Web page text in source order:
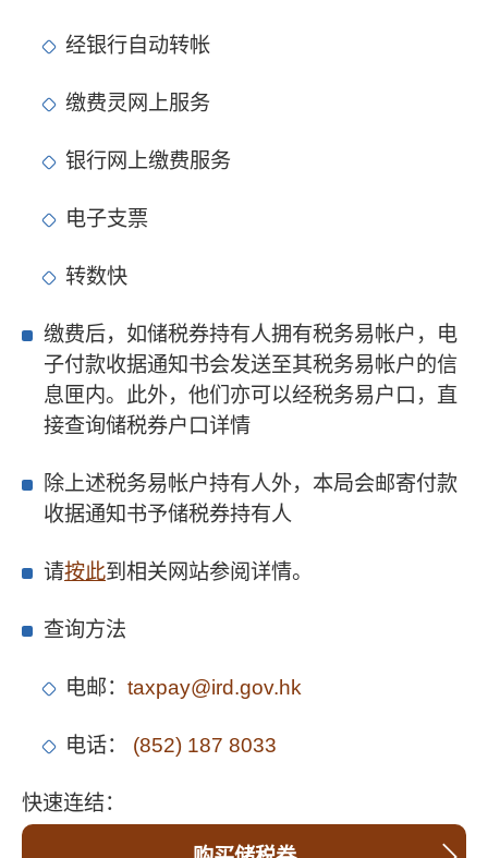
经银行自动转帐
缴费灵网上服务
银行网上缴费服务
电子支票
转数快
缴费后，如储税券持有人拥有税务易帐户，电
子付款收据通知书会发送至其税务易帐户的信
息匣内。此外，他们亦可以经税务易户口，直
接查询储税券户口详情
除上述税务易帐户持有人外，本局会邮寄付款
收据通知书予储税券持有人
请按此到相关网站参阅详情。
查询方法
电邮： taxpay@ird.gov.hk
电话： (852) 187 8033
快速连结：